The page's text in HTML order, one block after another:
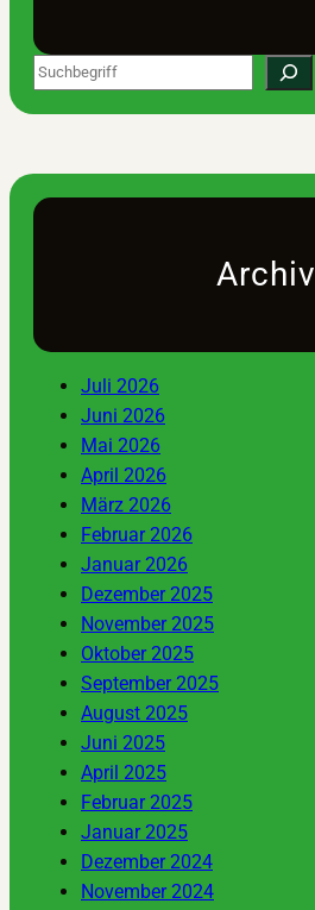
Search
Archiv
Juli 2026
Juni 2026
Mai 2026
April 2026
März 2026
Februar 2026
Januar 2026
Dezember 2025
November 2025
Oktober 2025
September 2025
August 2025
Juni 2025
April 2025
Februar 2025
Januar 2025
Dezember 2024
November 2024